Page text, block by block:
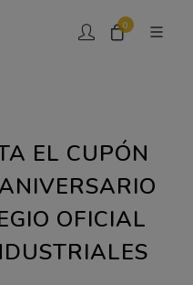
0
EL CUPÓN
OFICIAL